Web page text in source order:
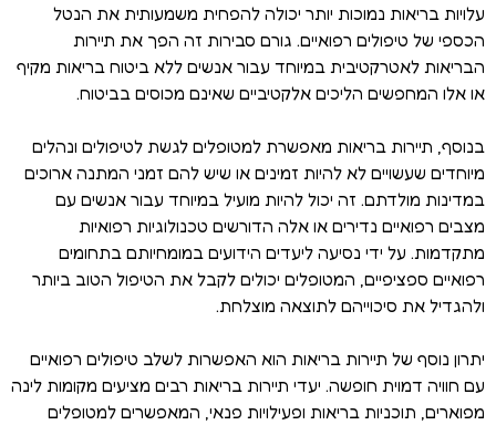
עלויות בריאות נמוכות יותר יכולה להפחית משמעותית את הנטל
הכספי של טיפולים רפואיים. גורם סבירות זה הפך את תיירות
הבריאות לאטרקטיבית במיוחד עבור אנשים ללא ביטוח בריאות מקיף
או אלו המחפשים הליכים אלקטיביים שאינם מכוסים בביטוח.
בנוסף, תיירות בריאות מאפשרת למטופלים לגשת לטיפולים ונהלים
מיוחדים שעשויים לא להיות זמינים או שיש להם זמני המתנה ארוכים
במדינות מולדתם. זה יכול להיות מועיל במיוחד עבור אנשים עם
מצבים רפואיים נדירים או אלה הדורשים טכנולוגיות רפואיות
מתקדמות. על ידי נסיעה ליעדים הידועים במומחיותם בתחומים
רפואיים ספציפיים, המטופלים יכולים לקבל את הטיפול הטוב ביותר
ולהגדיל את סיכוייהם לתוצאה מוצלחת.
יתרון נוסף של תיירות בריאות הוא האפשרות לשלב טיפולים רפואיים
עם חוויה דמוית חופשה. יעדי תיירות בריאות רבים מציעים מקומות לינה
מפוארים, תוכניות בריאות ופעילויות פנאי, המאפשרים למטופלים